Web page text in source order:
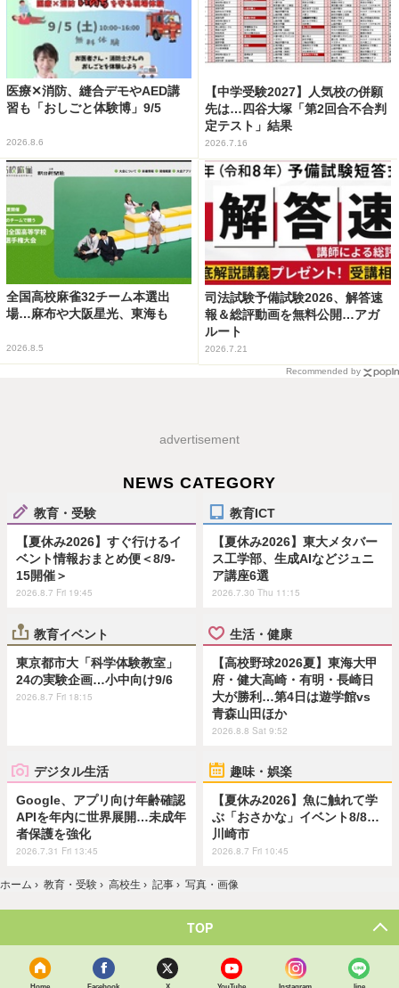
医療✕消防、縫合デモやAED講
習も「おしごと体験博」9/5
2026.8.6
【中学受験2027】人気校の併願
先は…四谷大塚「第2回合不合判
定テスト」結果
2026.7.16
全国高校麻雀32チーム本選出
場…麻布や大阪星光、東海も
2026.8.5
司法試験予備試験2026、解答速
報＆総評動画を無料公開…アガ
ルート
2026.7.21
Recommended by
advertisement
NEWS CATEGORY
教育・受験
【夏休み2026】すぐ行けるイ
ベント情報おまとめ便＜8/9-
15開催＞
2026.8.7 Fri 19:45
教育ICT
【夏休み2026】東大メタバー
ス工学部、生成AIなどジュニ
ア講座6選
2026.7.30 Thu 11:15
教育イベント
東京都市大「科学体験教室」
24の実験企画…小中向け9/6
2026.8.7 Fri 18:15
生活・健康
【高校野球2026夏】東海大甲
府・健大高崎・有明・長崎日
大が勝利…第4日は遊学館vs
青森山田ほか
2026.8.8 Sat 9:52
デジタル生活
Google、アプリ向け年齢確認
APIを年内に世界展開…未成年
者保護を強化
2026.7.31 Fri 13:45
趣味・娯楽
【夏休み2026】魚に触れて学
ぶ「おさかな」イベント8/8…
川崎市
2026.8.7 Fri 10:45
ホーム › 教育・受験 › 高校生 › 記事 › 写真・画像
TOP
Home Facebook X YouTube Instagram line